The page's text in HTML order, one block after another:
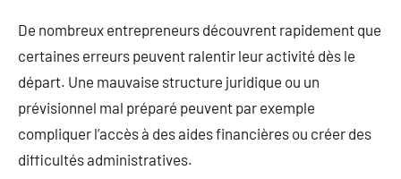
De nombreux entrepreneurs découvrent rapidement que
certaines erreurs peuvent ralentir leur activité dès le
départ. Une mauvaise structure juridique ou un
prévisionnel mal préparé peuvent par exemple
compliquer l’accès à des aides financières ou créer des
difficultés administratives.